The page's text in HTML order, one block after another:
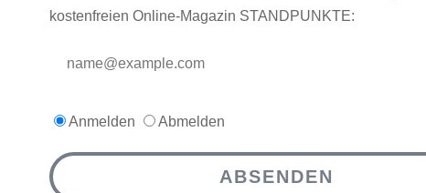
kostenfreien Online-Magazin STANDPUNKTE:
Anmelden Abmelden
ABSENDEN